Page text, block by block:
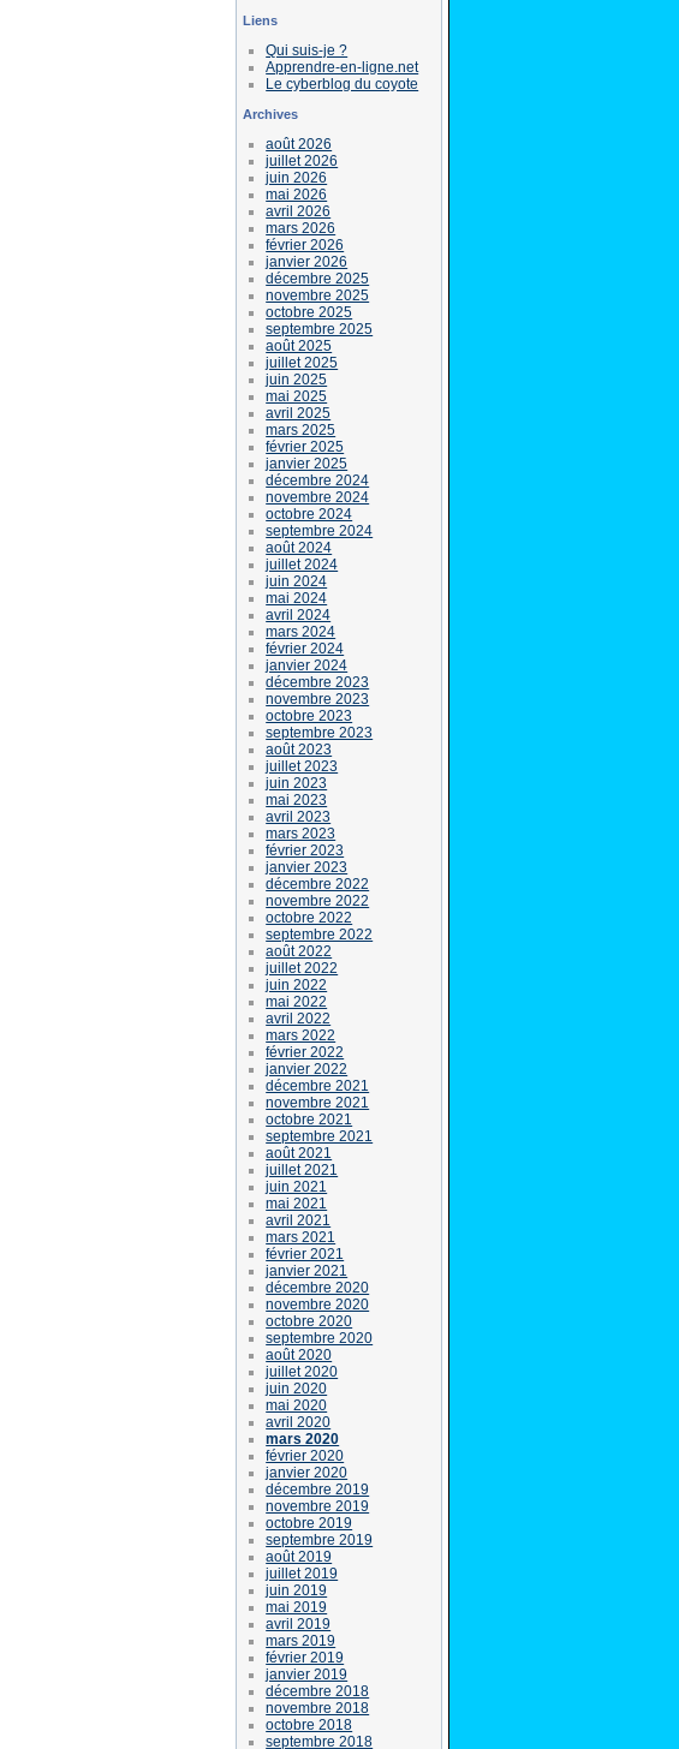
Liens
Qui suis-je ?
Apprendre-en-ligne.net
Le cyberblog du coyote
Archives
août 2026
juillet 2026
juin 2026
mai 2026
avril 2026
mars 2026
février 2026
janvier 2026
décembre 2025
novembre 2025
octobre 2025
septembre 2025
août 2025
juillet 2025
juin 2025
mai 2025
avril 2025
mars 2025
février 2025
janvier 2025
décembre 2024
novembre 2024
octobre 2024
septembre 2024
août 2024
juillet 2024
juin 2024
mai 2024
avril 2024
mars 2024
février 2024
janvier 2024
décembre 2023
novembre 2023
octobre 2023
septembre 2023
août 2023
juillet 2023
juin 2023
mai 2023
avril 2023
mars 2023
février 2023
janvier 2023
décembre 2022
novembre 2022
octobre 2022
septembre 2022
août 2022
juillet 2022
juin 2022
mai 2022
avril 2022
mars 2022
février 2022
janvier 2022
décembre 2021
novembre 2021
octobre 2021
septembre 2021
août 2021
juillet 2021
juin 2021
mai 2021
avril 2021
mars 2021
février 2021
janvier 2021
décembre 2020
novembre 2020
octobre 2020
septembre 2020
août 2020
juillet 2020
juin 2020
mai 2020
avril 2020
mars 2020
février 2020
janvier 2020
décembre 2019
novembre 2019
octobre 2019
septembre 2019
août 2019
juillet 2019
juin 2019
mai 2019
avril 2019
mars 2019
février 2019
janvier 2019
décembre 2018
novembre 2018
octobre 2018
septembre 2018